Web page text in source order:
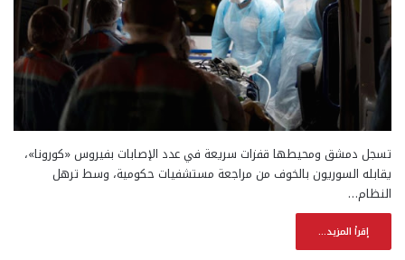
تسجل دمشق ومحيطها قفزات سريعة في عدد الإصابات بفيروس «كورونا»،
يقابله السوريون بالخوف من مراجعة مستشفيات حكومية، وسط ترهل
النظام…
إقرأ المزيد...